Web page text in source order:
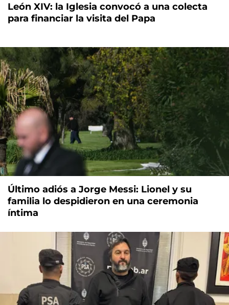
León XIV: la Iglesia convocó a una colecta
para financiar la visita del Papa
Último adiós a Jorge Messi: Lionel y su
familia lo despidieron en una ceremonia
íntima